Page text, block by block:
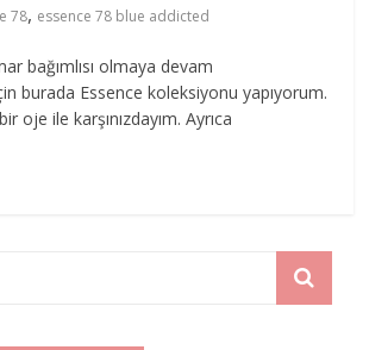
78, essence 78 blue addicted
bağımlısı olmaya devam
burada Essence koleksiyonu yapıyorum.
oje ile karşınızdayım. Ayrıca